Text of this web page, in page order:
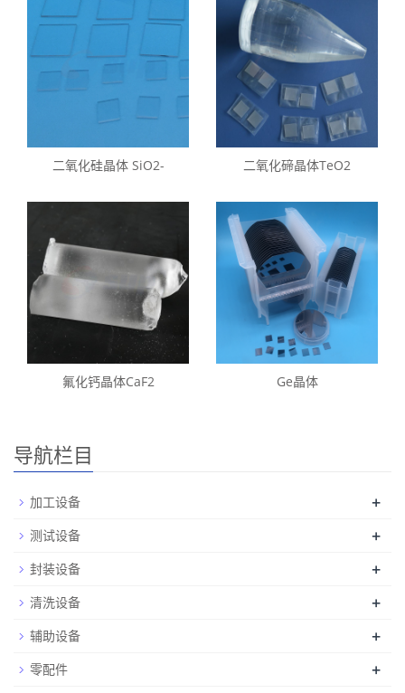
二氧化硅晶体 SiO2- 二氧化碲晶体TeO2
氟化钙晶体CaF2 Ge晶体
导航栏目
加工设备 +
测试设备 +
封装设备 +
清洗设备 +
辅助设备 +
零配件 +